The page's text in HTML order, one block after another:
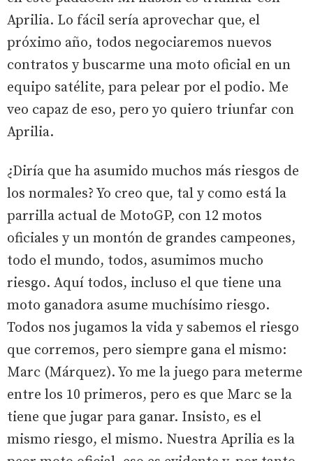
Aprilia. Lo fácil sería aprovechar que, el
próximo año, todos negociaremos nuevos
contratos y buscarme una moto oficial en un
equipo satélite, para pelear por el podio. Me
veo capaz de eso, pero yo quiero triunfar con
Aprilia.
¿Diría que ha asumido muchos más riesgos de
los normales? Yo creo que, tal y como está la
parrilla actual de MotoGP, con 12 motos
oficiales y un montón de grandes campeones,
todo el mundo, todos, asumimos mucho
riesgo. Aquí todos, incluso el que tiene una
moto ganadora asume muchísimo riesgo.
Todos nos jugamos la vida y sabemos el riesgo
que corremos, pero siempre gana el mismo:
Marc (Márquez). Yo me la juego para meterme
entre los 10 primeros, pero es que Marc se la
tiene que jugar para ganar. Insisto, es el
mismo riesgo, el mismo. Nuestra Aprilia es la